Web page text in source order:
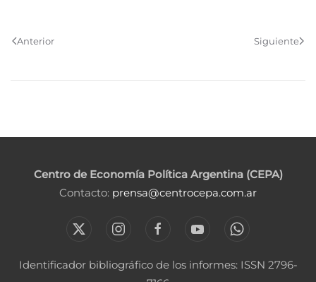
Anterior Siguiente
Centro de Economía Política Argentina (CEPA)
Contacto: prensa@centrocepa.com.ar
Identificador bibliográfico de los informes: ISSN 2796-